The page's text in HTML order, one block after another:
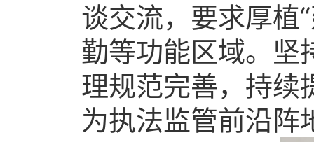
谈交流，要求厚植
勤等功能区域。坚
理规范完善，持续
为执法监管前沿阵